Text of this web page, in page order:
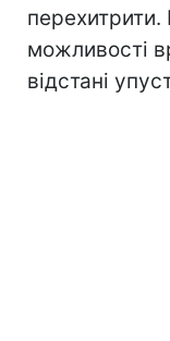
перехитрити.
можливості
відстані